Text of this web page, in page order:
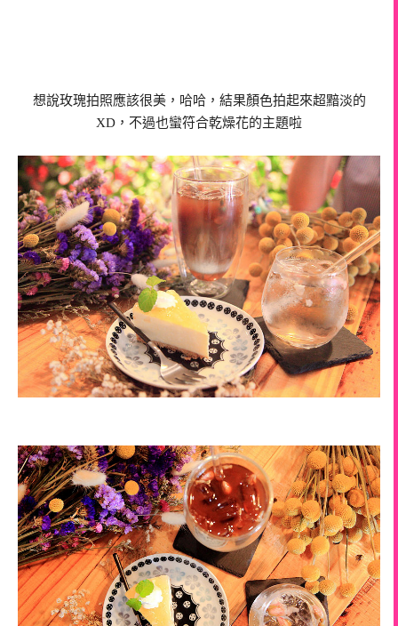
想說玫瑰拍照應該很美，哈哈，結果顏色拍起來超黯淡的
XD，不過也蠻符合乾燥花的主題啦